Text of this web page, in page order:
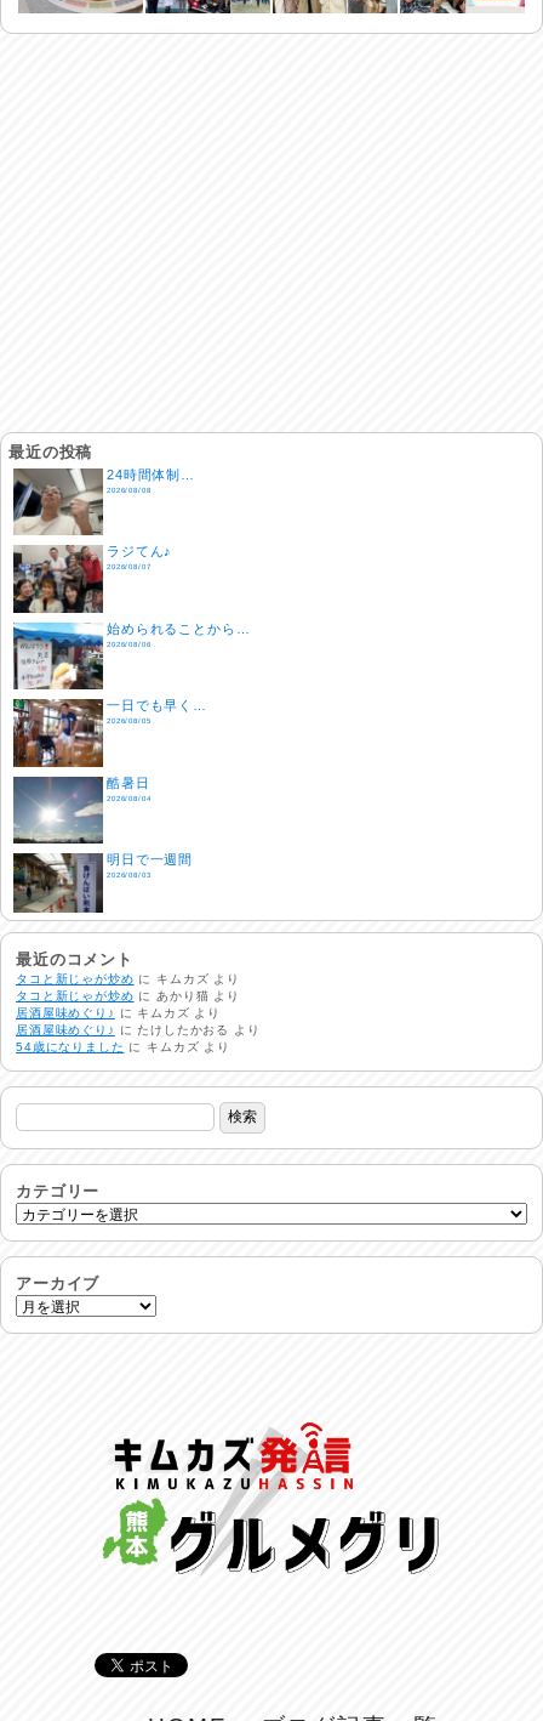
最近の投稿
24時間体制…
2026/08/08
ラジてん♪
2026/08/07
始められることから…
2026/08/06
一日でも早く…
2026/08/05
酷暑日
2026/08/04
明日で一週間
2026/08/03
熱中症注意
2026/08/02
非常時には…
2026/08/01
生活支援情報
2026/07/31
24時間体制
命を守る行動を…
2026/07/29
呑めや喋れや！
2026/07/26
リスナーの集い！
2026/07/25
最近のコメント
タコと新じゃが炒め に キムカズ より
タコと新じゃが炒め に あかり猫 より
居酒屋味めぐり♪
に キムカズ より
居酒屋味めぐり♪
にたけしたかおる
より
54歳になりました に キムカズ より
カテゴリー
アーカイブ